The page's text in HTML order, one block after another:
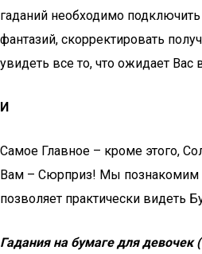
гаданий необходимо
фантазий, скорректировать
увидеть все то, что ожидает
И
Самое Главное – кроме этого,
Вам – Сюрприз! Мы познакомим
позволяет практически видеть
Гадания на бумаге для девочек